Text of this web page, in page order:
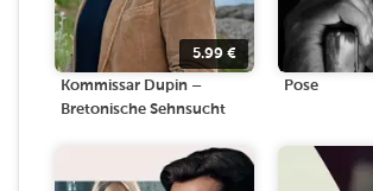
5.99 €
Kommissar Dupin –
Bretonische Sehnsucht
Pose